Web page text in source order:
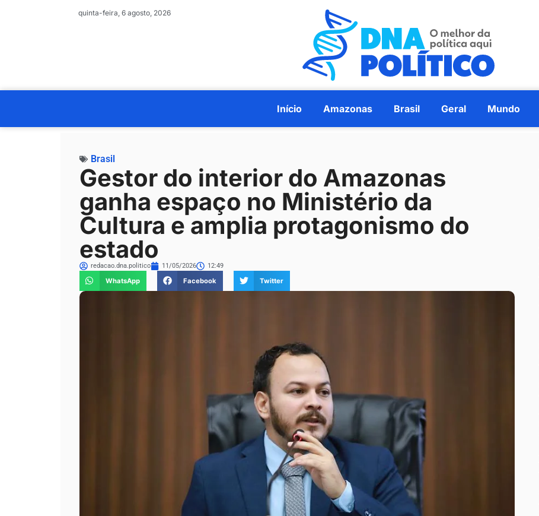
quinta-feira, 6 agosto, 2026
Início Amazonas Brasil Geral Mundo
Brasil
Gestor do interior do Amazonas
ganha espaço no Ministério da
Cultura e amplia protagonismo do
estado
redacao.dna.politico 11/05/2026 12:49
WhatsApp Facebook Twitter